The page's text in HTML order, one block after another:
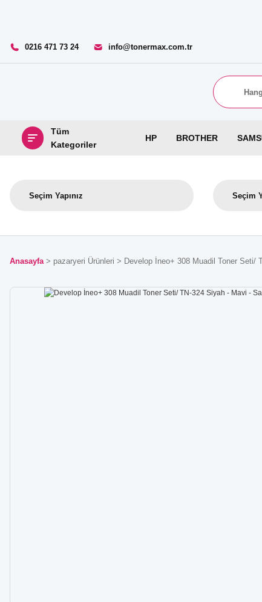
0216 471 73 24 info@tonermax.com.tr
Tüm
Kategoriler
HP BROTHER
Anasayfa pazaryeri Ürünleri Develop İneo+ 308 Muadil Toner Seti/